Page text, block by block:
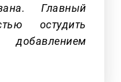
Главный
остудить